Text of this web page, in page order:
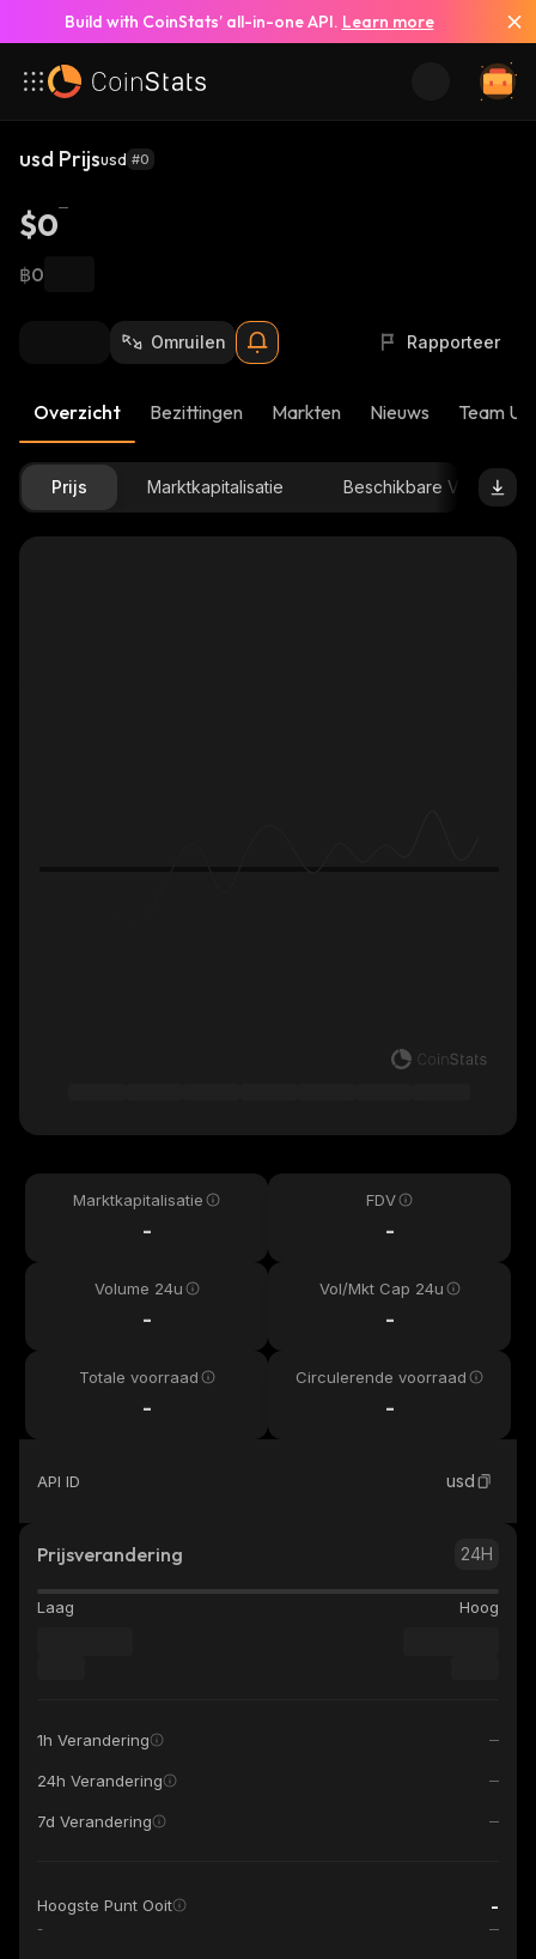
Build with CoinStats’ all-in-one API. Learn more
usd Prijsusd #0
$0
฿0
Omruilen Rapporteer
Overzicht Bezittingen Markten Nieuws Team
Prijs Marktkapitalisatie Beschikbare Voorraad
Marktkapitalisatie
-
FDV
-
Volume 24u
-
Vol/Mkt Cap 24u
-
Totale voorraad
-
Circulerende voorraad
-
API ID usd
Prijsverandering 24H
Laag Hoog
1h Verandering
24h Verandering
7d Verandering
Hoogste Punt Ooit -
-